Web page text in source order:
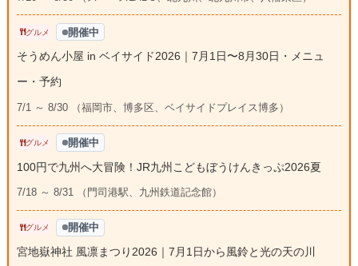
グルメ 開催中
そうめん小屋 in ベイサイド2026｜7月1日〜8月30日・メニュ
ー・予約
7/1 ～ 8/30 （福岡市、博多区、ベイサイドプレイス博多）
グルメ 開催中
100円で九州へ大冒険！JR九州こどもぼうけんきっぷ2026夏
7/18 ～ 8/31 （門司港駅、九州鉄道記念館）
グルメ 開催中
宮地嶽神社 風凛まつり2026｜7月1日から風鈴と光の天の川